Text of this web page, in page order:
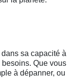
sa capacité à
Que vous
à dépanner, ou